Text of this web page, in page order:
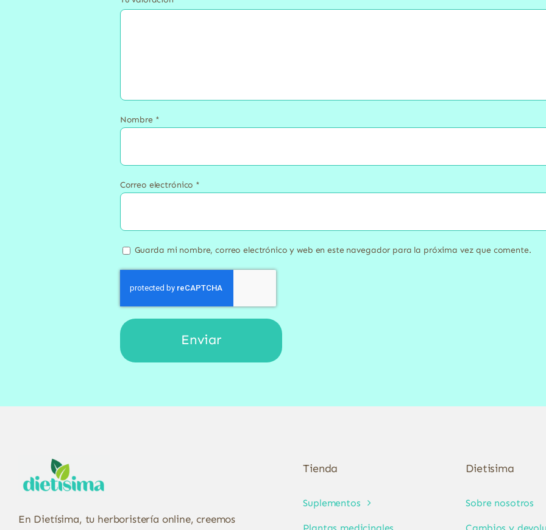
Nombre *
Correo electrónico *
Guarda mi nombre, correo electrónico y web en este navegador para la próxima vez que comente.
En Dietísima, tu herboristería online, creemos
Tienda
Suplementos
Dietisima
Sobre nosotros